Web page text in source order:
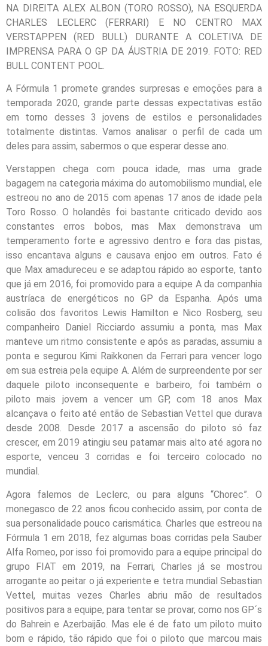
NA DIREITA ALEX ALBON (TORO ROSSO), NA ESQUERDA
CHARLES LECLERC (FERRARI) E NO CENTRO MAX
VERSTAPPEN (RED BULL) DURANTE A COLETIVA DE
IMPRENSA PARA O GP DA ÁUSTRIA DE 2019. FOTO: RED
BULL CONTENT POOL.
A Fórmula 1 promete grandes surpresas e emoções para a
temporada 2020, grande parte dessas expectativas estão
em torno desses 3 jovens de estilos e personalidades
totalmente distintas. Vamos analisar o perfil de cada um
deles para assim, sabermos o que esperar desse ano.
Verstappen chega com pouca idade, mas uma grade
bagagem na categoria máxima do automobilismo mundial, ele
estreou no ano de 2015 com apenas 17 anos de idade pela
Toro Rosso. O holandês foi bastante criticado devido aos
constantes erros bobos, mas Max demonstrava um
temperamento forte e agressivo dentro e fora das pistas,
isso encantava alguns e causava enjoo em outros. Fato é
que Max amadureceu e se adaptou rápido ao esporte, tanto
que já em 2016, foi promovido para a equipe A da companhia
austríaca de energéticos no GP da Espanha. Após uma
colisão dos favoritos Lewis Hamilton e Nico Rosberg, seu
companheiro Daniel Ricciardo assumiu a ponta, mas Max
manteve um ritmo consistente e após as paradas, assumiu a
ponta e segurou Kimi Raikkonen da Ferrari para vencer logo
em sua estreia pela equipe A. Além de surpreendente por ser
daquele piloto inconsequente e barbeiro, foi também o
piloto mais jovem a vencer um GP, com 18 anos Max
alcançava o feito até então de Sebastian Vettel que durava
desde 2008. Desde 2017 a ascensão do piloto só faz
crescer, em 2019 atingiu seu patamar mais alto até agora no
esporte, venceu 3 corridas e foi terceiro colocado no
mundial.
Agora falemos de Leclerc, ou para alguns “Chorec”. O
monegasco de 22 anos ficou conhecido assim, por conta de
sua personalidade pouco carismática. Charles que estreou na
Fórmula 1 em 2018, fez algumas boas corridas pela Sauber
Alfa Romeo, por isso foi promovido para a equipe principal do
grupo FIAT em 2019, na Ferrari, Charles já se mostrou
arrogante ao peitar o já experiente e tetra mundial Sebastian
Vettel, muitas vezes Charles abriu mão de resultados
positivos para a equipe, para tentar se provar, como nos GP´s
do Bahrein e Azerbaijão. Mas ele é de fato um piloto muito
bom e rápido, tão rápido que foi o piloto que marcou mais